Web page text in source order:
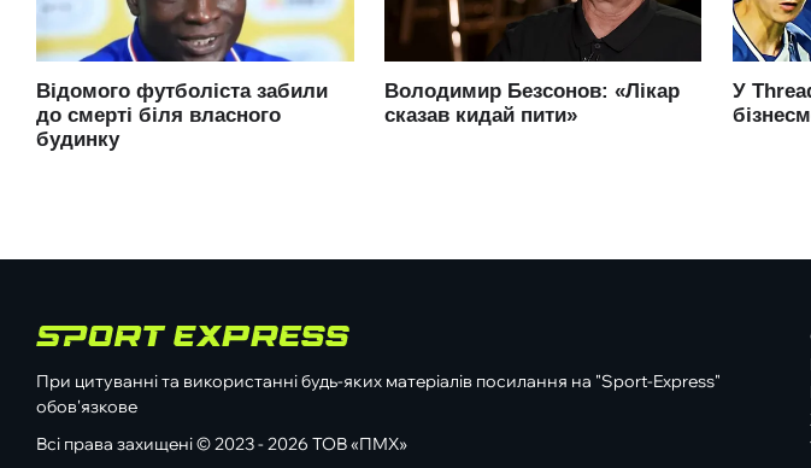
При цитуванні та використанні будь-яких матеріалів посилання на "Sport-Express"
обов'язкове
Всі права захищені © 2023 - 2026 ТОВ «ПМХ»